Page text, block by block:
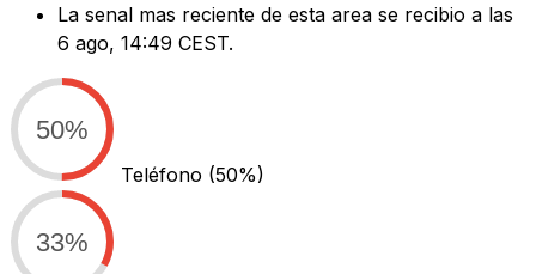
La senal mas reciente de esta area se recibio a las
6 ago, 14:49 CEST.
50%
Teléfono (50%)
33%